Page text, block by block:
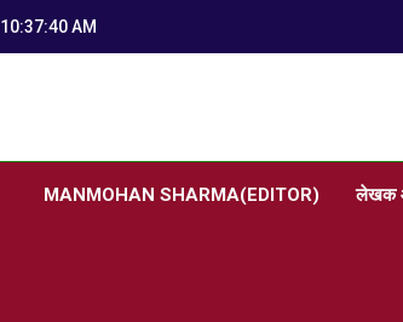
10:37:41 AM
MANMOHAN SHARMA(EDITOR) लेखक